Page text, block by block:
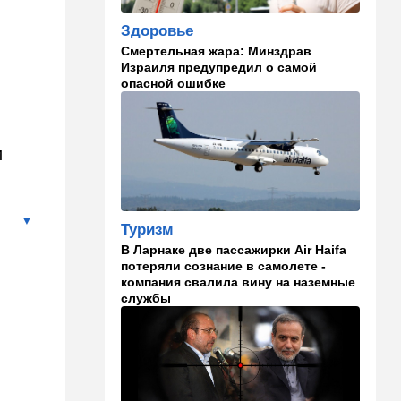
человека и дирижер
иммунной системы
14:45 Ближний Восток
Даже Пезешкиан психанул:
загадка Моджтабы Хаменеи
становится все страннее
В мире
геноциде, но Израиль в
данном случае ни при чем
14:18 Мнения
Почему этот поступок
смелый?
Здоровье
Альцгеймер начинается не
там, где думали: ученые
нашли возможный источник
Здоровье
Смертельная жара: Минздрав
Израиля предупредил о самой
опасной ошибке
Туризм
В Ларнаке две пассажирки Air Haifa
потеряли сознание в самолете -
компания свалила вину на наземные
службы